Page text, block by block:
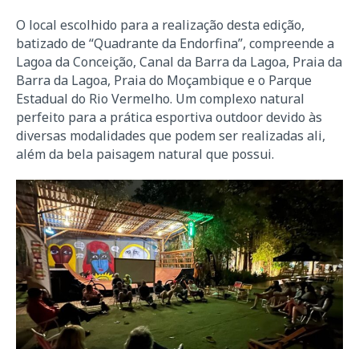
O local escolhido para a realização desta edição,
batizado de “Quadrante da Endorfina”, compreende a
Lagoa da Conceição, Canal da Barra da Lagoa, Praia da
Barra da Lagoa, Praia do Moçambique e o Parque
Estadual do Rio Vermelho. Um complexo natural
perfeito para a prática esportiva outdoor devido às
diversas modalidades que podem ser realizadas ali,
além da bela paisagem natural que possui.